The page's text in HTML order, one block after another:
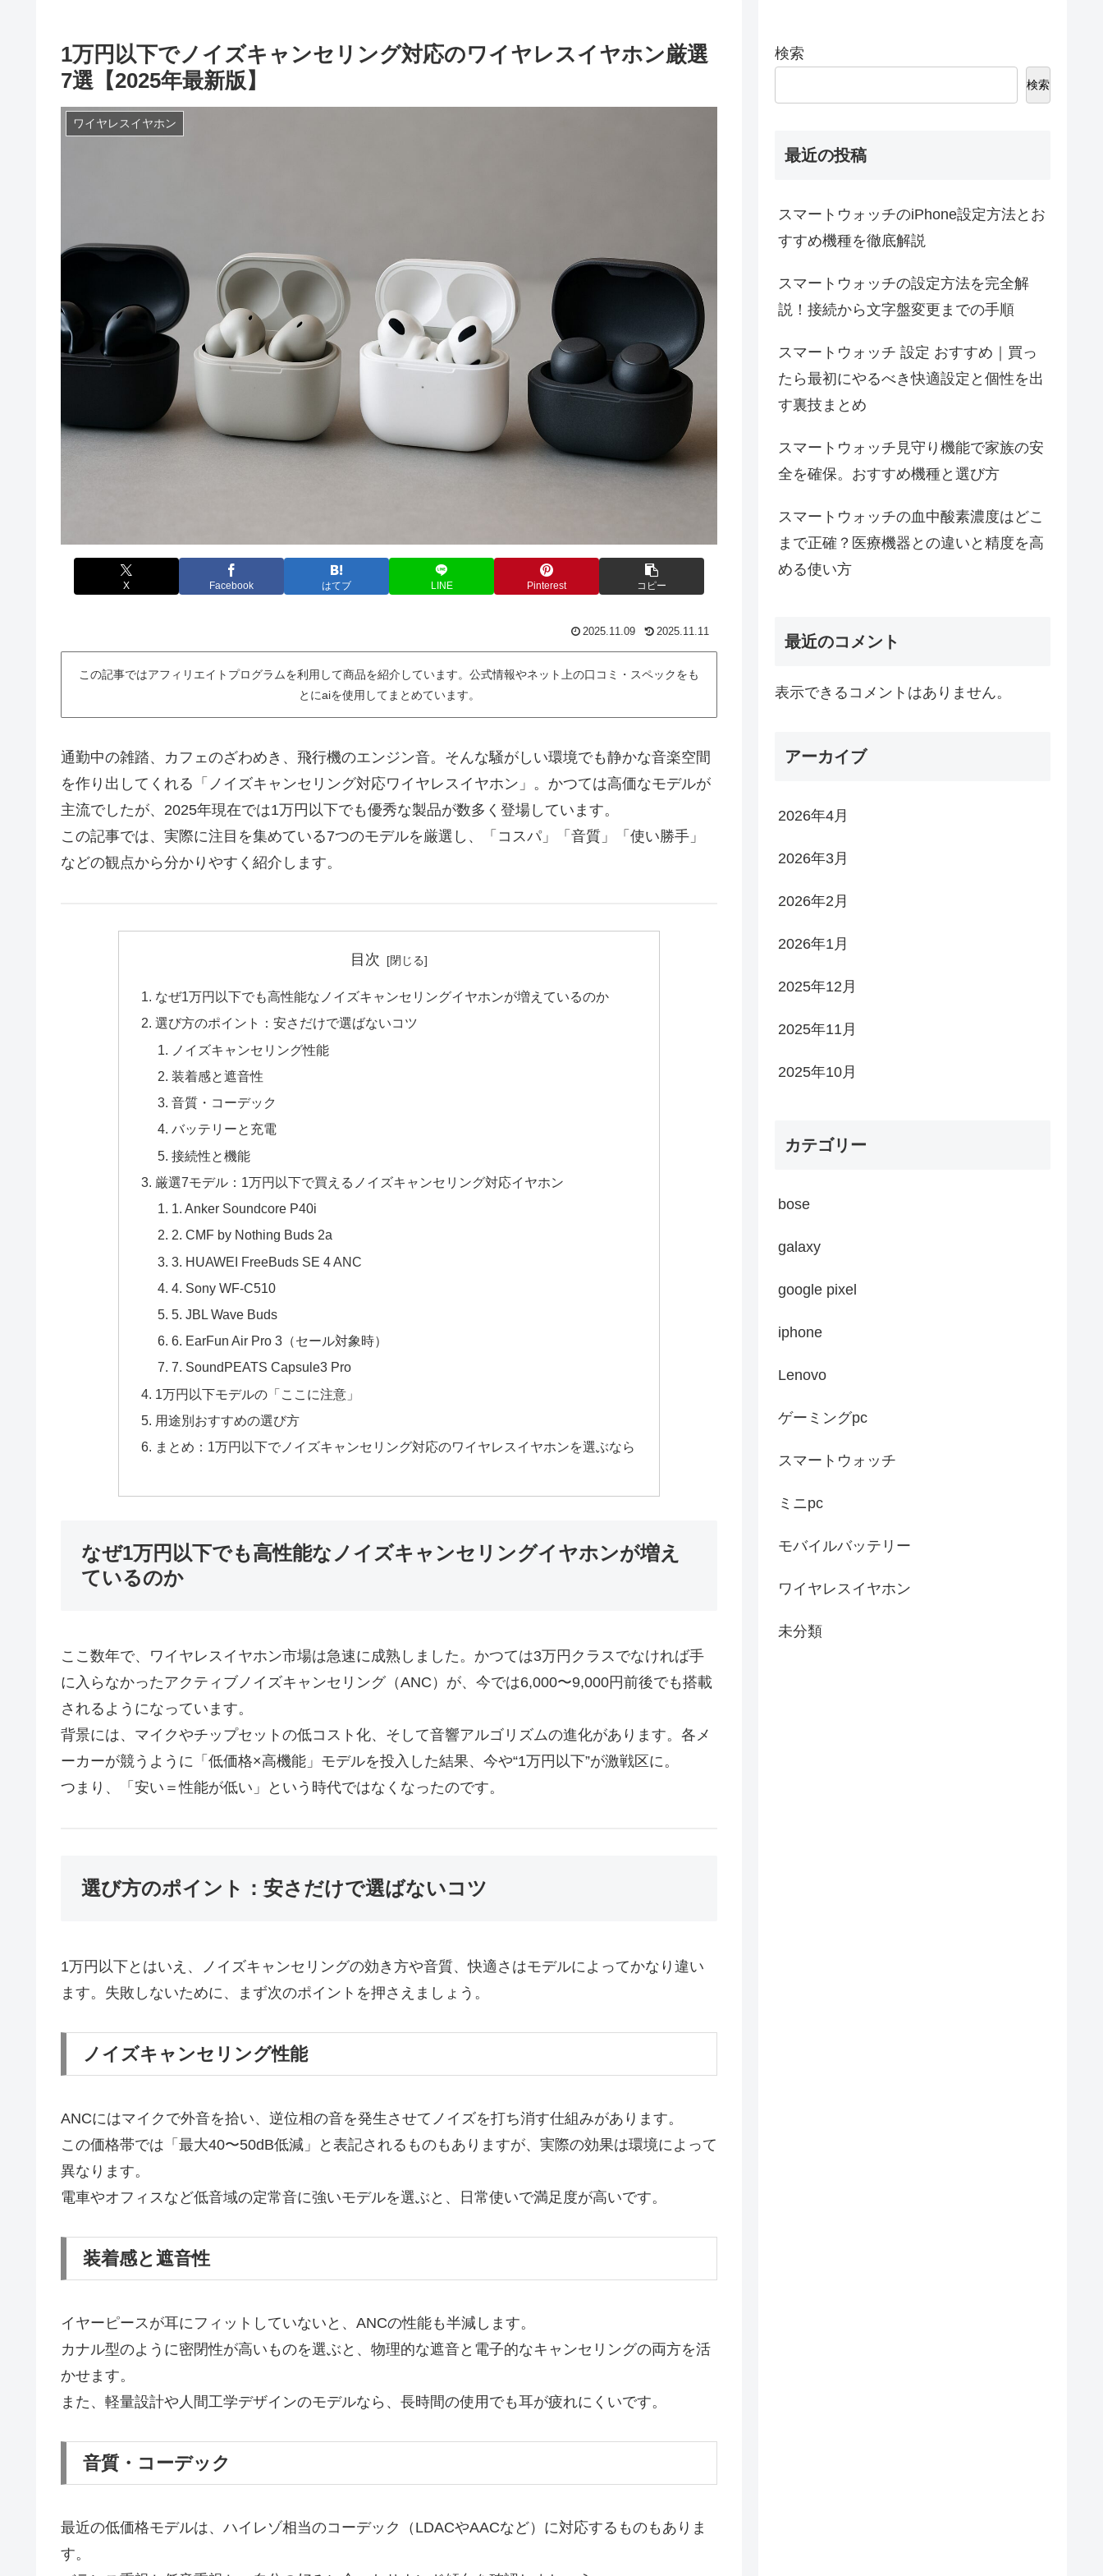
1万円以下でノイズキャンセリング対応のワイヤレスイヤホン厳選
7選【2025年最新版】
ワイヤレスイヤホン
X Facebook はてブ LINE Pinterest コピー
2025.11.09 2025.11.11
この記事ではアフィリエイトプログラムを利用して商品を紹介しています。公式情報やネット上の口コミ・スペックをも
とにaiを使用してまとめています。
通勤中の雑踏、カフェのざわめき、飛行機のエンジン音。そんな騒がしい環境でも静かな音楽空間
を作り出してくれる「ノイズキャンセリング対応ワイヤレスイヤホン」。かつては高価なモデルが
主流でしたが、2025年現在では1万円以下でも優秀な製品が数多く登場しています。
この記事では、実際に注目を集めている7つのモデルを厳選し、「コスパ」「音質」「使い勝手」
などの観点から分かりやすく紹介します。
目次
なぜ1万円以下でも高性能なノイズキャンセリングイヤホンが増えているのか
選び方のポイント：安さだけで選ばないコツ
ノイズキャンセリング性能
装着感と遮音性
音質・コーデック
バッテリーと充電
接続性と機能
厳選7モデル：1万円以下で買えるノイズキャンセリング対応イヤホン
1. Anker Soundcore P40i
2. CMF by Nothing Buds 2a
3. HUAWEI FreeBuds SE 4 ANC
4. Sony WF-C510
5. JBL Wave Buds
6. EarFun Air Pro 3（セール対象時）
7. SoundPEATS Capsule3 Pro
1万円以下モデルの「ここに注意」
用途別おすすめの選び方
まとめ：1万円以下でノイズキャンセリング対応のワイヤレスイヤホンを選ぶなら
なぜ1万円以下でも高性能なノイズキャンセリングイヤホンが増え
ているのか
ここ数年で、ワイヤレスイヤホン市場は急速に成熟しました。かつては3万円クラスでなければ手
に入らなかったアクティブノイズキャンセリング（ANC）が、今では6,000〜9,000円前後でも搭載
されるようになっています。
背景には、マイクやチップセットの低コスト化、そして音響アルゴリズムの進化があります。各メ
ーカーが競うように「低価格×高機能」モデルを投入した結果、今や“1万円以下”が激戦区に。
つまり、「安い＝性能が低い」という時代ではなくなったのです。
選び方のポイント：安さだけで選ばないコツ
1万円以下とはいえ、ノイズキャンセリングの効き方や音質、快適さはモデルによってかなり違い
ます。失敗しないために、まず次のポイントを押さえましょう。
ノイズキャンセリング性能
ANCにはマイクで外音を拾い、逆位相の音を発生させてノイズを打ち消す仕組みがあります。
この価格帯では「最大40〜50dB低減」と表記されるものもありますが、実際の効果は環境によって
異なります。
電車やオフィスなど低音域の定常音に強いモデルを選ぶと、日常使いで満足度が高いです。
装着感と遮音性
イヤーピースが耳にフィットしていないと、ANCの性能も半減します。
カナル型のように密閉性が高いものを選ぶと、物理的な遮音と電子的なキャンセリングの両方を活
かせます。
また、軽量設計や人間工学デザインのモデルなら、長時間の使用でも耳が疲れにくいです。
音質・コーデック
最近の低価格モデルは、ハイレゾ相当のコーデック（LDACやAACなど）に対応するものもありま
す。
検索
検索
最近の投稿
スマートウォッチのiPhone設定方法とお
すすめ機種を徹底解説
スマートウォッチの設定方法を完全解
説！接続から文字盤変更までの手順
スマートウォッチ 設定 おすすめ｜買っ
たら最初にやるべき快適設定と個性を出
す裏技まとめ
スマートウォッチ見守り機能で家族の安
全を確保。おすすめ機種と選び方
スマートウォッチの血中酸素濃度はどこ
まで正確？医療機器との違いと精度を高
める使い方
最近のコメント
表示できるコメントはありません。
アーカイブ
2026年4月
2026年3月
2026年2月
2026年1月
2025年12月
2025年11月
2025年10月
カテゴリー
bose
galaxy
google pixel
iphone
Lenovo
ゲーミングpc
スマートウォッチ
ミニpc
モバイルバッテリー
ワイヤレスイヤホン
未分類